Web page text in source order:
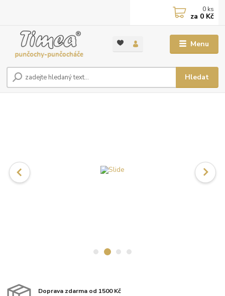
Menu
Hledat
0 ks
za 0 Kč
Doprava zdarma od 1500 Kč